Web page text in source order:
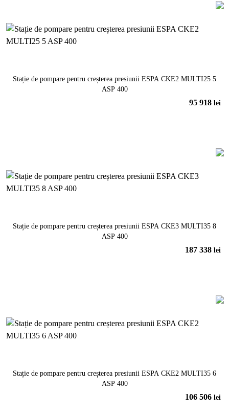
Stație de pompare pentru creșterea presiunii ESPA CKE2 MULTI25 5
ASP 400
95 918 lei
Stație de pompare pentru creșterea presiunii ESPA CKE3 MULTI35 8
ASP 400
187 338 lei
Stație de pompare pentru creșterea presiunii ESPA CKE2 MULTI35 6
ASP 400
106 506 lei